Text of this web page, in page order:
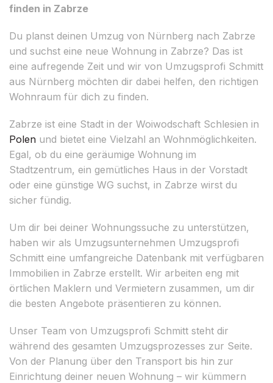
finden in Zabrze
Du planst deinen Umzug von Nürnberg nach Zabrze
und suchst eine neue Wohnung in Zabrze? Das ist
eine aufregende Zeit und wir von Umzugsprofi Schmitt
aus Nürnberg möchten dir dabei helfen, den richtigen
Wohnraum für dich zu finden.
Zabrze ist eine Stadt in der Woiwodschaft Schlesien in
Polen und bietet eine Vielzahl an Wohnmöglichkeiten.
Egal, ob du eine geräumige Wohnung im
Stadtzentrum, ein gemütliches Haus in der Vorstadt
oder eine günstige WG suchst, in Zabrze wirst du
sicher fündig.
Um dir bei deiner Wohnungssuche zu unterstützen,
haben wir als Umzugsunternehmen Umzugsprofi
Schmitt eine umfangreiche Datenbank mit verfügbaren
Immobilien in Zabrze erstellt. Wir arbeiten eng mit
örtlichen Maklern und Vermietern zusammen, um dir
die besten Angebote präsentieren zu können.
Unser Team von Umzugsprofi Schmitt steht dir
während des gesamten Umzugsprozesses zur Seite.
Von der Planung über den Transport bis hin zur
Einrichtung deiner neuen Wohnung – wir kümmern